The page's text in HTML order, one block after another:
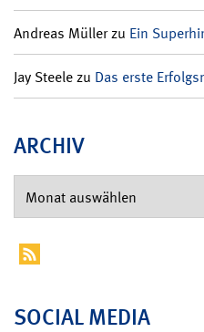
Andreas Müllerzu Ein
Jay Steelezu Das erste
ARCHIV
SOCIAL MEDIA